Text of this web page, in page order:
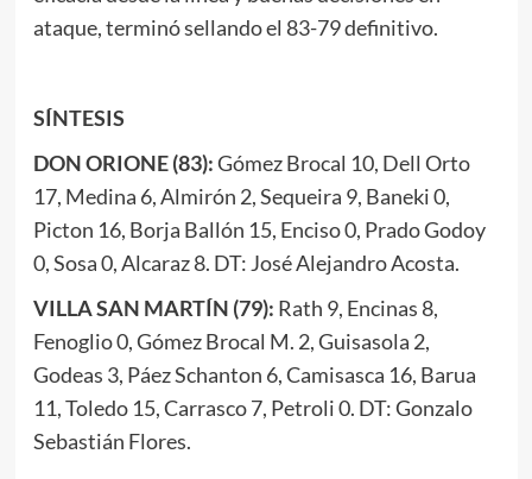
ataque, terminó sellando el 83-79 definitivo.
SÍNTESIS
DON ORIONE (83):Gómez Brocal 10, Dell Orto
17, Medina 6, Almirón 2, Sequeira 9, Baneki 0,
Picton 16, Borja Ballón 15, Enciso 0, Prado Godoy
0, Sosa 0, Alcaraz 8. DT: José Alejandro Acosta.
VILLA SAN MARTÍN (79): Rath 9, Encinas 8,
Fenoglio 0, Gómez Brocal M. 2, Guisasola 2,
Godeas 3, Páez Schanton 6, Camisasca 16, Barua
11, Toledo 15, Carrasco 7, Petroli 0. DT: Gonzalo
Sebastián Flores.